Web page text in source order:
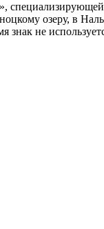
озеру, в
знак не